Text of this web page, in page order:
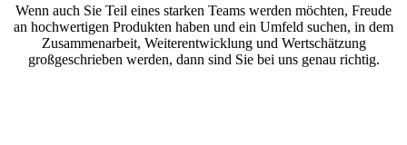
Wenn auch Sie Teil eines starken Teams werden möchten, Freude
an hochwertigen Produkten haben und ein Umfeld suchen, in dem
Zusammenarbeit, Weiterentwicklung und Wertschätzung
großgeschrieben werden, dann sind Sie bei uns genau richtig.